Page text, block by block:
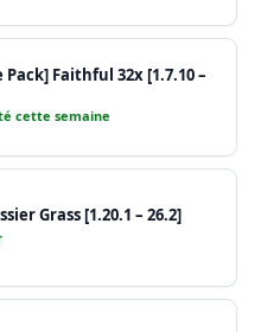
Pack] Faithful 32x [1.7.10 –
cette semaine
Grass [1.20.1 – 26.2]